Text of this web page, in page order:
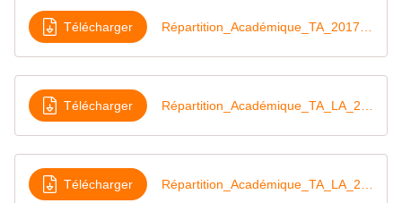
Télécharger
Télécharger
Télécharger